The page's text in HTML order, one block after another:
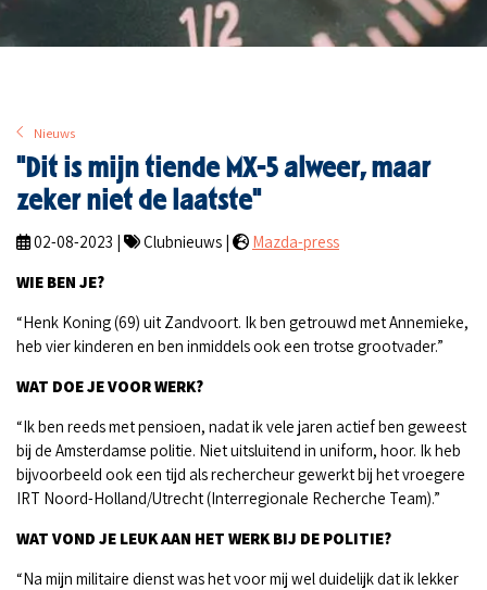
Nieuws
"Dit is mijn tiende MX-5 alweer, maar
zeker niet de laatste"
02-08-2023 | Clubnieuws |
Mazda-press
WIE BEN JE?
“Henk Koning (69) uit Zandvoort. Ik ben getrouwd met Annemieke,
heb vier kinderen en ben inmiddels ook een trotse grootvader.”
WAT DOE JE VOOR WERK?
“Ik ben reeds met pensioen, nadat ik vele jaren actief ben geweest
bij de Amsterdamse politie. Niet uitsluitend in uniform, hoor. Ik heb
bijvoorbeeld ook een tijd als rechercheur gewerkt bij het vroegere
IRT Noord-Holland/Utrecht (Interregionale Recherche Team).”
WAT VOND JE LEUK AAN HET WERK BIJ DE POLITIE?
“Na mijn militaire dienst was het voor mij wel duidelijk dat ik lekker